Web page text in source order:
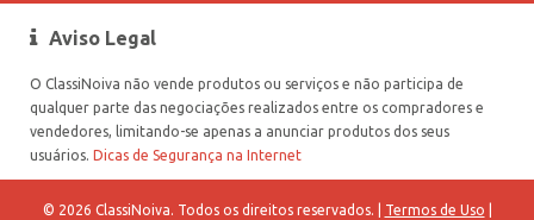
Aviso Legal
O ClassiNoiva não vende produtos ou serviços e não participa de
qualquer parte das negociações realizados entre os compradores e
vendedores, limitando-se apenas a anunciar produtos dos seus
usuários. Dicas de Segurança na Internet
© 2026 ClassiNoiva. Todos os direitos reservados. | Termos de Uso